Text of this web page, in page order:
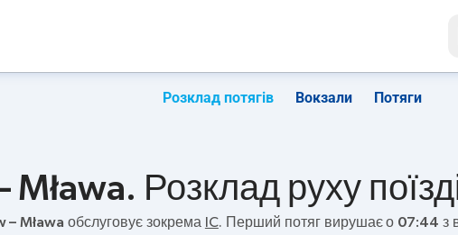
Розклад потягів Вокзали Потяги
Mława. Розклад руху
– Mława обслуговує зокрема IC. Перший потяг вирушає о 07:44 з